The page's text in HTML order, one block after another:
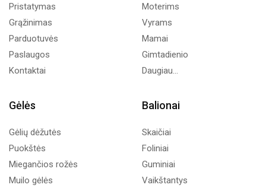
Pristatymas
Grąžinimas
Parduotuvės
Paslaugos
Kontaktai
Moterims
Vyrams
Mamai
Gimtadienio
Daugiau...
Gėlės
Gėlių dėžutės
Puokštės
Miegančios rožės
Muilo gėlės
Balionai
Skaičiai
Foliniai
Guminiai
Vaikštantys